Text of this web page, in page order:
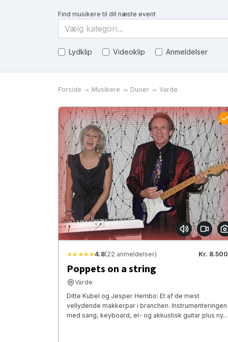
Find musikere til dit næste event
Vælg kategori...
Lydklip Videoklip Anmeldelser
Forside Musikere Duoer Varde
★★★★★4.8(22 anmeldelser) Kr. 8.500
Poppets on a string
Varde
Ditte Kubel og Jesper Hembo: Et af de mest
vellydende makkerpar i branchen. Instrumenteringen
med sang, keyboard, el- og akkustisk guitar plus ny...